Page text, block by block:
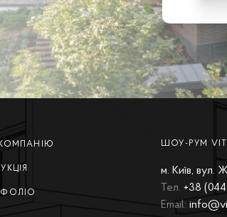
ШОУ-РУМ
м. Київ, вул.
Тел. +38
Email: